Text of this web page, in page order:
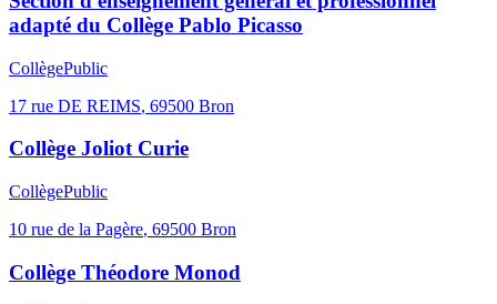
adapté du Collège Pablo Picasso
CollègePublic
17 rue DE REIMS, 69500 Bron
Collège Joliot Curie
CollègePublic
10 rue de la Pagère, 69500 Bron
Collège Théodore Monod